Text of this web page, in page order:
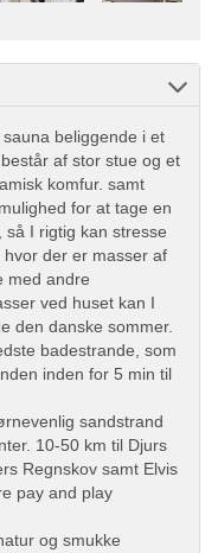
beliggende i et
af stor stue og et
komfur. samt
for at tage en
I rigtig kan stresse
der er masser af
med andre
ved huset kan I
den danske sommer.
badestrande, som
inden for 5 min til
sandstrand
10-50 km til Djurs
Regnskov samt Elvis
pay and play
og smukke